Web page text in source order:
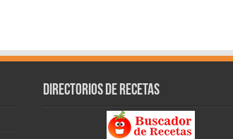
Directorios de recetas